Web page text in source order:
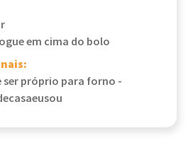
em cima do bolo
ser próprio para forno -